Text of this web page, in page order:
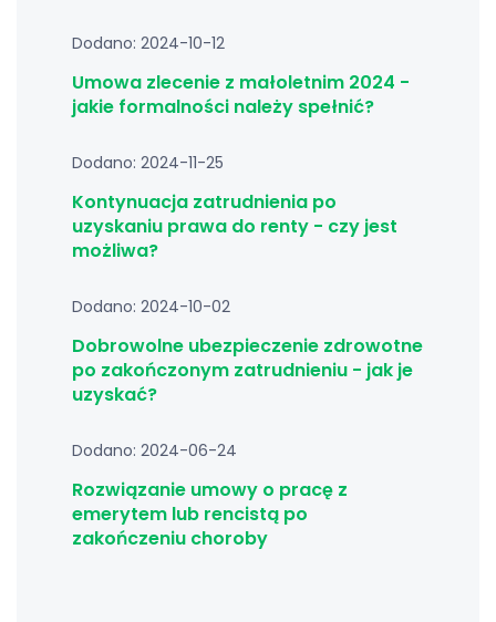
Dodano: 2024-10-12
Umowa zlecenie z małoletnim 2024 -
jakie formalności należy spełnić?
Dodano: 2024-11-25
Kontynuacja zatrudnienia po
uzyskaniu prawa do renty - czy jest
możliwa?
Dodano: 2024-10-02
Dobrowolne ubezpieczenie zdrowotne
po zakończonym zatrudnieniu - jak je
uzyskać?
Dodano: 2024-06-24
Rozwiązanie umowy o pracę z
emerytem lub rencistą po
zakończeniu choroby